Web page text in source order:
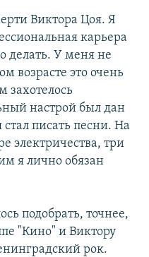
Виктора Цоя. Я
карьера
делать. У меня не
возрасте это очень
захотелось
настрой был дан
писать песни. На
электричества, три
я лично обязан
подобрать, точнее,
"Кино" и Виктору
рок.